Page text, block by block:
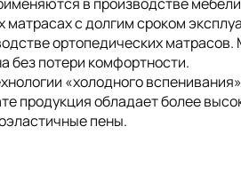
в производстве
с долгим сроком
ортопедических
без потери комфортности.
«холодного
продукция обладает более
пены.